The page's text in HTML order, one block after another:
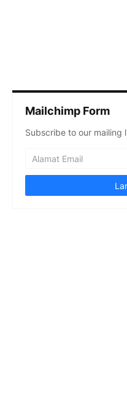
Mailchimp Form
Subscribe to our